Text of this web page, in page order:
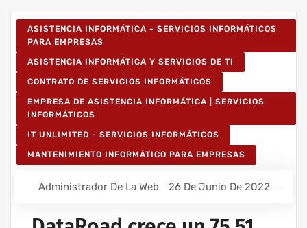
ASISTENCIA INFORMÁTICA - SERVICIOS INFORMÁTICOS
PARA EMPRESAS
ASISTENCIA INFORMÁTICA Y SERVICIOS DE TI
CONTRATO DE SERVICIOS INFORMÁTICOS
EMPRESA DE ASISTENCIA INFORMÁTICA | SERVICIOS
INFORMÁTICOS
IT UNLIMITED - SERVICIOS INFORMÁTICOS
MANTENIMIENTO INFORMÁTICO PARA EMPRESAS
Administrador De La Web 26 De Junio De 2022